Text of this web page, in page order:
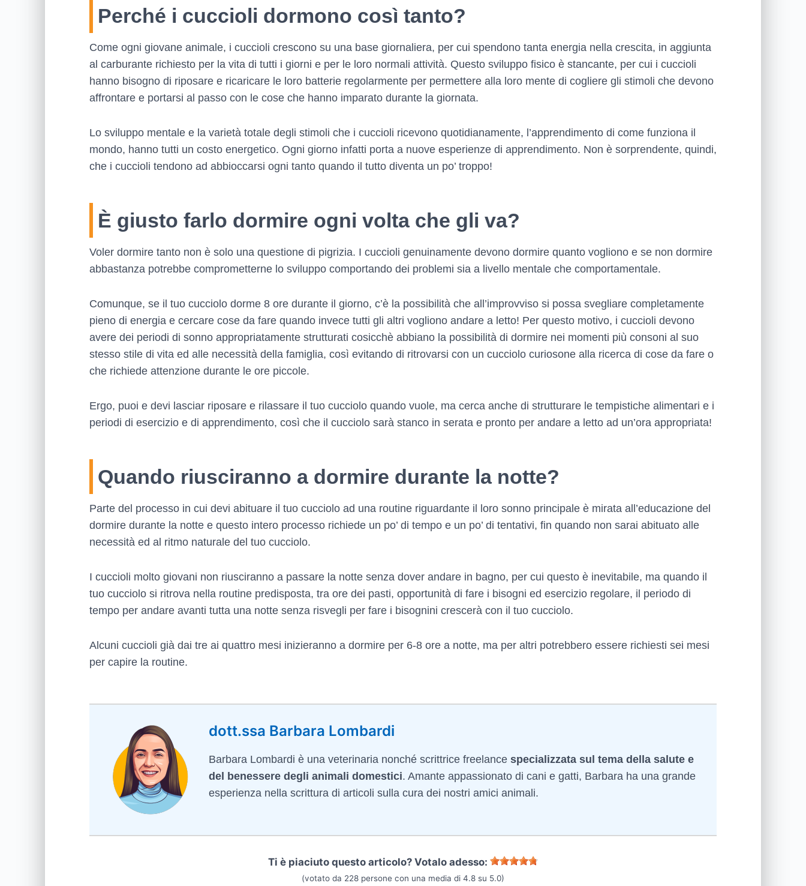
Perché i cuccioli dormono così tanto?
Come ogni giovane animale, i cuccioli crescono su una base giornaliera, per cui spendono tanta energia nella crescita, in aggiunta
al carburante richiesto per la vita di tutti i giorni e per le loro normali attività. Questo sviluppo fisico è stancante, per cui i cuccioli
hanno bisogno di riposare e ricaricare le loro batterie regolarmente per permettere alla loro mente di cogliere gli stimoli che devono
affrontare e portarsi al passo con le cose che hanno imparato durante la giornata.
Lo sviluppo mentale e la varietà totale degli stimoli che i cuccioli ricevono quotidianamente, l’apprendimento di come funziona il
mondo, hanno tutti un costo energetico. Ogni giorno infatti porta a nuove esperienze di apprendimento. Non è sorprendente, quindi,
che i cuccioli tendono ad abbioccarsi ogni tanto quando il tutto diventa un po’ troppo!
È giusto farlo dormire ogni volta che gli va?
Voler dormire tanto non è solo una questione di pigrizia. I cuccioli genuinamente devono dormire quanto vogliono e se non dormire
abbastanza potrebbe comprometterne lo sviluppo comportando dei problemi sia a livello mentale che comportamentale.
Comunque, se il tuo cucciolo dorme 8 ore durante il giorno, c’è la possibilità che all’improvviso si possa svegliare completamente
pieno di energia e cercare cose da fare quando invece tutti gli altri vogliono andare a letto! Per questo motivo, i cuccioli devono
avere dei periodi di sonno appropriatamente strutturati cosicchè abbiano la possibilità di dormire nei momenti più consoni al suo
stesso stile di vita ed alle necessità della famiglia, così evitando di ritrovarsi con un cucciolo curiosone alla ricerca di cose da fare o
che richiede attenzione durante le ore piccole.
Ergo, puoi e devi lasciar riposare e rilassare il tuo cucciolo quando vuole, ma cerca anche di strutturare le tempistiche alimentari e i
periodi di esercizio e di apprendimento, così che il cucciolo sarà stanco in serata e pronto per andare a letto ad un’ora appropriata!
Quando riusciranno a dormire durante la notte?
Parte del processo in cui devi abituare il tuo cucciolo ad una routine riguardante il loro sonno principale è mirata all’educazione del
dormire durante la notte e questo intero processo richiede un po’ di tempo e un po’ di tentativi, fin quando non sarai abituato alle
necessità ed al ritmo naturale del tuo cucciolo.
I cuccioli molto giovani non riusciranno a passare la notte senza dover andare in bagno, per cui questo è inevitabile, ma quando il
tuo cucciolo si ritrova nella routine predisposta, tra ore dei pasti, opportunità di fare i bisogni ed esercizio regolare, il periodo di
tempo per andare avanti tutta una notte senza risvegli per fare i bisognini crescerà con il tuo cucciolo.
Alcuni cuccioli già dai tre ai quattro mesi inizieranno a dormire per 6-8 ore a notte, ma per altri potrebbero essere richiesti sei mesi
per capire la routine.
dott.ssa Barbara Lombardi
Barbara Lombardi è una veterinaria nonché scrittrice freelance specializzata sul tema della salute e
del benessere degli animali domestici. Amante appassionato di cani e gatti, Barbara ha una grande
esperienza nella scrittura di articoli sulla cura dei nostri amici animali.
Ti è piaciuto questo articolo? Votalo adesso:
(votato da 228 persone con una media di 4.8 su 5.0)